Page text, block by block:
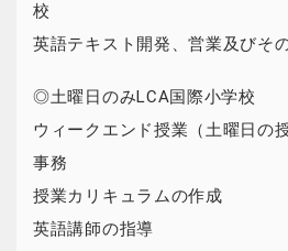
校
英語テキスト開発、営業及びそ
◎土曜日のみLCA国際小学校
ウィークエンド授業（土曜日の
事務
授業カリキュラムの作成
英語講師の指導